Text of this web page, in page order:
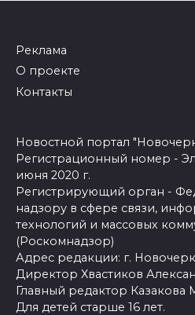
Реклама
О проекте
Контакты
Новостной портал
Регистрационный номер -
июня 2020 г.
Регистрирующий орган -
надзору в сфере связи,
технологий и массовых
(Роскомнадзор)
Адрес редакции: г.
Директор Хвастиков
Главный редактор Казакова
Для детей старше 16 лет.